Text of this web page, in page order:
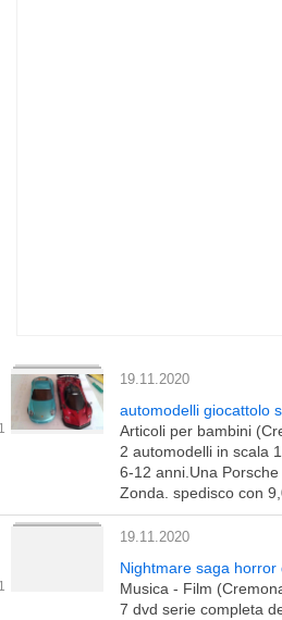
19.11.2020
automodelli giocattolo
Articoli per bambini
2 automodelli in scala
6-12 anni.Una
Zonda. spedisco con
19.11.2020
Nightmare saga horror
Musica - Film
7 dvd serie completa